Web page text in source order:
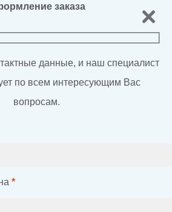
заказа
данные, и наш специалист
по всем интересующим Вас
вопросам.
*